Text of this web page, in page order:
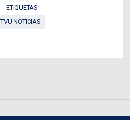
ETIQUETAS
TVU NOTICIAS